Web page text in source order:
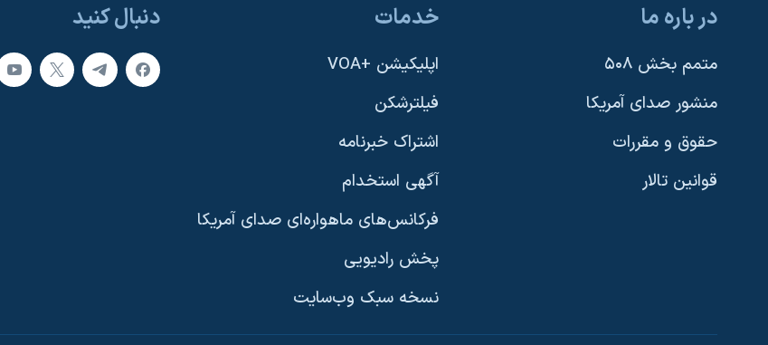
دنبال کنید
دنبال کنید در باره ما
متمم بخش ۵۰۸
منشور صدای آمریکا
حقوق و مقررات
قوانین تالار
خدمات
اپلیکیشن +VOA
فیلترشکن
اشتراک خبرنامه
آگهی استخدام
فرکانس‌های ماهواره‌ای صدای آمریکا
پخش رادیویی
نسخه سبک وب‌سایت